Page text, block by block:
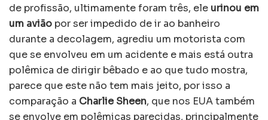
de profissão, ultimamente foram três, ele urinou em
um avião por ser impedido de ir ao banheiro
durante a decolagem, agrediu um motorista com
que se envolveu em um acidente e mais está outra
polêmica de dirigir bêbado e ao que tudo mostra,
parece que este não tem mais jeito, por isso a
comparação a Charlie Sheen, que nos EUA também
se envolve em polêmicas parecidas, principalmente